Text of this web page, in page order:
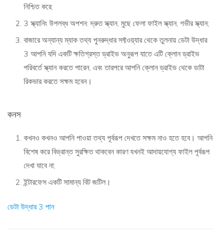
নিশ্চিত করে;
3 স্ক্যানিং উপলব্ধ অপশন: দ্রুত স্ক্যান, মুছে ফেলা ফাইল স্ক্যান, গভীর স্ক্যান;
বাজারে অন্যান্য ম্যাক তথ্য পুনরুদ্ধার সফ্টওয়্যার থেকে তুলনায় ডেটা উদ্ধার
3 আপনি যদি একটি ক্ষতিগ্রস্ত ড্রাইভ অনুরূপ যাতে এটি ক্লোন ড্রাইভ
পরিবর্তে স্ক্যান করতে পারেন, এবং তারপরে আপনি ক্লোন ড্রাইভ থেকে ডাটা
রিকভার করতে সক্ষম হবেন।
কনস
কখনও কখনও আপনি পাওয়া তথ্য পূর্বরূপ দেখতে সক্ষম নাও হতে হবে। আপনি
বিশেষ করে বিভ্রান্ত সুরক্ষিত থাকবেন কারণ যখনই আদায়যোগ্য ফাইল পূর্বরূপ
দেখা যাবে না;
ইন্টারফেস একটি সামান্য বিট জটিল।
ডেটা উদ্ধার 3 পান